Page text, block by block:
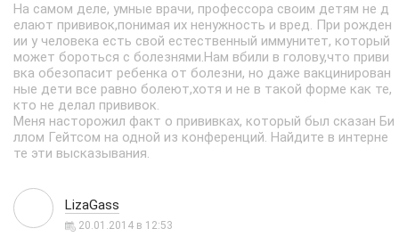
На самом деле, умные врачи, профессора своим детям не д
елают прививок,понимая их ненужность и вред. При рожден
ии у человека есть свой естественный иммунитет, который
может бороться с болезнями.Нам вбили в голову,что приви
вка обезопасит ребенка от болезни, но даже вакцинирован
ные дети все равно болеют,хотя и не в такой форме как те,
кто не делал прививок.
Меня насторожил факт о прививках, который был сказан Би
ллом Гейтсом на одной из конференций. Найдите в интерне
те эти высказывания.
LizaGass
20.01.2014 в 12:53